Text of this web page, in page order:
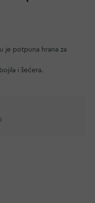
je potpuna hrana za
i šećera.